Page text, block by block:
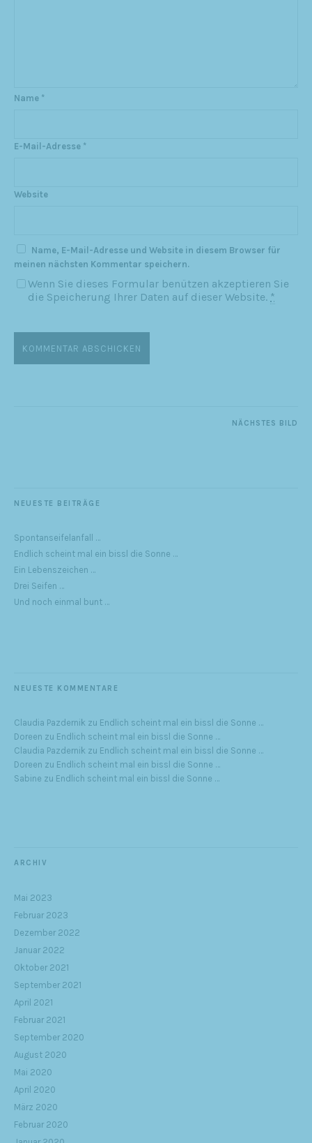
Name *
E-Mail-Adresse *
Website
Name, E-Mail-Adresse und Website in diesem Browser für
meinen nächsten Kommentar speichern.
Wenn Sie dieses Formular benützen akzeptieren Sie
die Speicherung Ihrer Daten auf dieser Website. *
NÄCHSTES BILD
NEUESTE BEITRÄGE
Spontanseifelanfall …
Endlich scheint mal ein bissl die Sonne …
Ein Lebenszeichen …
Drei Seifen …
Und noch einmal bunt …
NEUESTE KOMMENTARE
Claudia Pazdernik zu Endlich scheint mal ein bissl die Sonne …
Doreen zu Endlich scheint mal ein bissl die Sonne …
Claudia Pazdernik zu Endlich scheint mal ein bissl die Sonne …
Doreen zu Endlich scheint mal ein bissl die Sonne …
Sabine zu Endlich scheint mal ein bissl die Sonne …
ARCHIV
Mai 2023
Februar 2023
Dezember 2022
Januar 2022
Oktober 2021
September 2021
April 2021
Februar 2021
September 2020
August 2020
Mai 2020
April 2020
März 2020
Februar 2020